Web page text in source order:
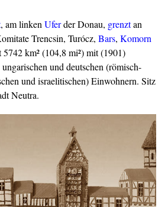
, am linkenUferder Donau, grenztan
Trencsin, Turócz, Bars, Komorn
5742 km² (104,8 mi²) mit (1901)
und deutschen (römisch-
und israelitischen) Einwohnern. Sitz
Neutra.